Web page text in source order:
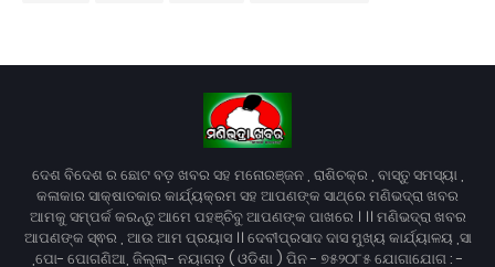
ଦେଶ ବିଦେଶ ର ଛୋଟ ବଡ଼ ଖବର ସହ ମନୋରଞ୍ଜନ , ରାଶିଚକ୍ର , ବାସ୍ତୁ ସମସ୍ୟା ,
କଳାକାର ସାକ୍ଷାତକାର କାର୍ଯ୍ୟକ୍ରମ ସହ ଆପଣଙ୍କ ସାଥ୍‌ରେ ମଣିଭଦ୍ରା ଖବର
ଆମକୁ ସମ୍ପର୍କ କରନ୍ତୁ ଆମେ ପହଞ୍ଚିବୁ ଆପଣଙ୍କ ପାଖରେ । ।। ମଣିଭଦ୍ରା ଖବର
ଆପଣଙ୍କ ସ୍ଵର , ଆଉ ଆମ ପ୍ରୟାସ ।। ଦେବୀପ୍ରସାଦ ଦାସ ମୁଖ୍ୟ କାର୍ଯ୍ୟାଳୟ ,ସା
,ପୋ- ପୋଗଣିଆ, ଜିଲ୍ଲା- ନୟାଗଡ଼ ( ଓଡିଶା ) ପିନ - ୭୫୨୦୮୫ ଯୋଗାଯୋଗ : -